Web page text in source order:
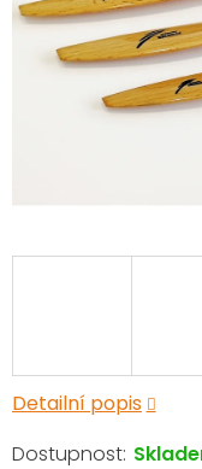
Detailní popis